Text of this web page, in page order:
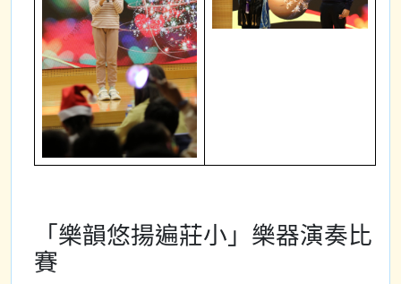
「樂韻悠揚遍莊小」樂器演奏比
賽